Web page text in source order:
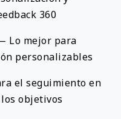
360
Lo mejor para
personalizables
el seguimiento en
objetivos